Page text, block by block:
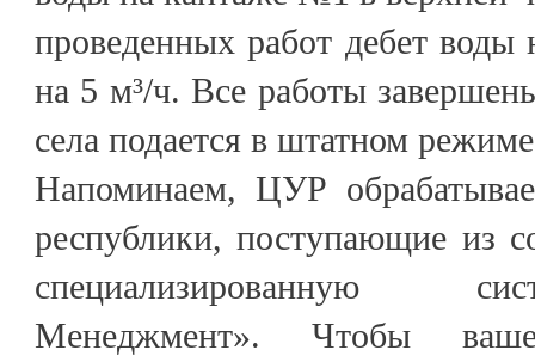
проведенных работ дебет воды
на 5 м³/ч. Все работы
села подается в штатном
Напоминаем, ЦУР
республики, поступающие из
специализированную
Менеджмент». Чтобы